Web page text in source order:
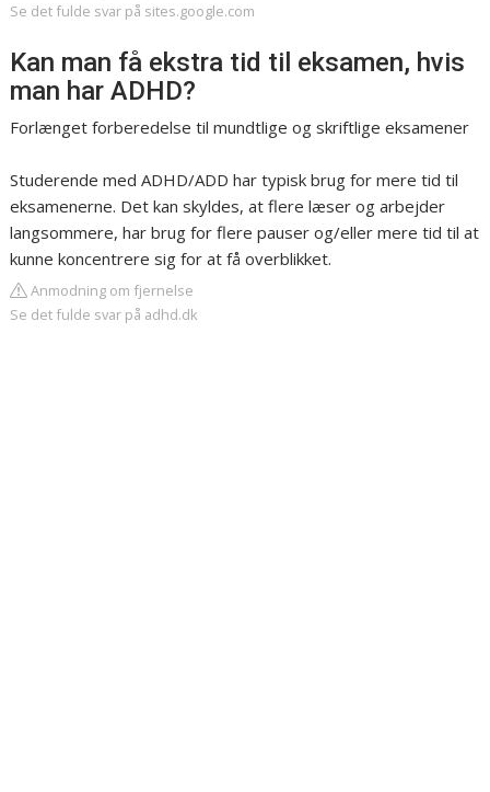
Se det fulde svar på sites.google.com
Kan man få ekstra tid til eksamen, hvis
man har ADHD?
Forlænget forberedelse til mundtlige og skriftlige eksamener
Studerende med ADHD/ADD har typisk brug for mere tid til
eksamenerne. Det kan skyldes, at flere læser og arbejder
langsommere, har brug for flere pauser og/eller mere tid til at
kunne koncentrere sig for at få overblikket.
Anmodning om fjernelse
Se det fulde svar på adhd.dk